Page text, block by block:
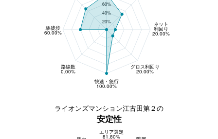
駅徒歩
60.00%
路線数
0.00%
快速・急行
100.00%
グロス利回り
20.00%
ネット
利回り
20.00%
60%
40%
20%
ライオンズマンション江古田第２の
安定性
エリア選定
81.80%